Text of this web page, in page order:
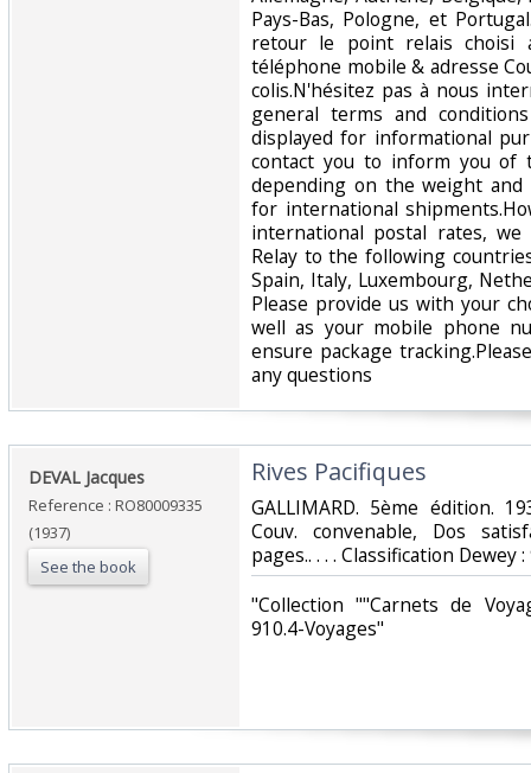
Pays-Bas, Pologne, et
retour le point relais choisi
téléphone mobile & adresse
colis.N'hésitez pas à nous
general terms and
displayed for informational
contact you to inform you of
depending on the weight and
for international
international postal rates,
Relay to the following
Spain, Italy, Luxembourg,
Please provide us with your
well as your mobile phone
ensure package
any questions‎
‎DEVAL Jacques‎
Reference : RO80009335
(1937)
See the book
‎Rives Pacifiques‎
‎GALLIMARD. 5ème édition.
Couv. convenable, Dos
pages.. . . . Classification Dewey
‎"Collection ""Carnets de
910.4-Voyages"‎